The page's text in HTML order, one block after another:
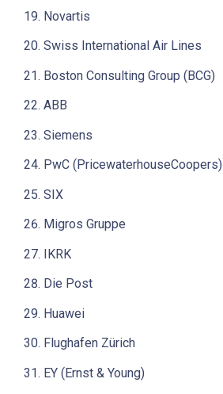
Novartis
Swiss International Air Lines
Boston Consulting Group (BCG)
ABB
Siemens
PwC (PricewaterhouseCoopers)
SIX
Migros Gruppe
IKRK
Die Post
Huawei
Flughafen Zürich
EY (Ernst & Young)